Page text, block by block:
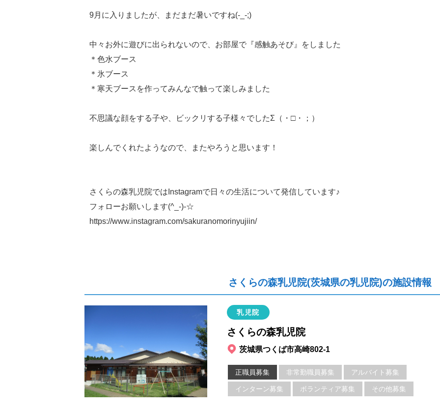
9月に入りましたが、まだまだ暑いですね(-_-;)
中々お外に遊びに出られないので、お部屋で『感触あそび』をしました
＊色水ブース
＊氷ブース
＊寒天ブースを作ってみんなで触って楽しみました
不思議な顔をする子や、ビックリする子様々でしたΣ（・□・；）
楽しんでくれたようなので、またやろうと思います！
さくらの森乳児院ではInstagramで日々の生活について発信しています♪
フォローお願いします(^_-)-☆
https://www.instagram.com/sakuranomorinyujiin/
さくらの森乳児院(茨城県の乳児院)の施設情報
乳児院
さくらの森乳児院
茨城県つくば市高崎802-1
正職員募集 非常勤職員募集 アルバイト募集
インターン募集 ボランティア募集 その他募集